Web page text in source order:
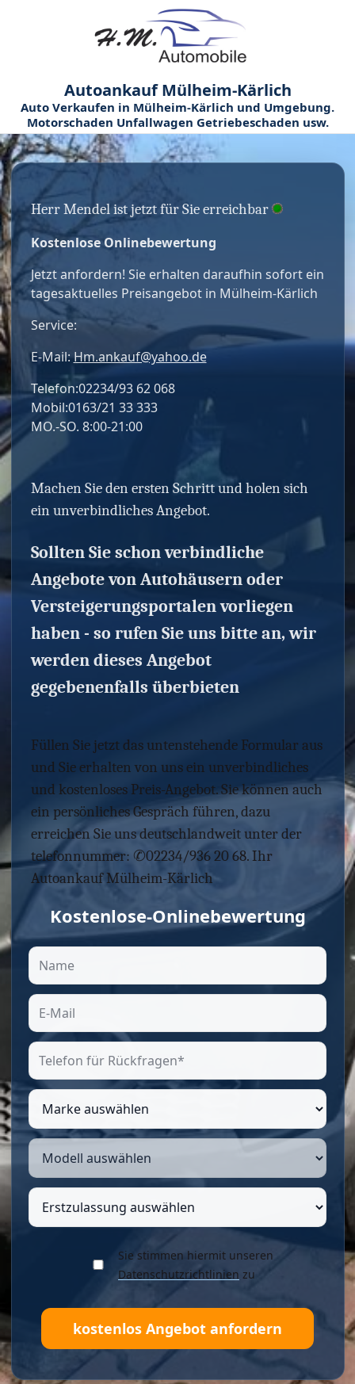
Autoankauf Mülheim-Kärlich
Auto Verkaufen in Mülheim-Kärlich und Umgebung.
Motorschaden Unfallwagen Getriebeschaden usw.
Herr Mendel ist jetzt für Sie erreichbar
Kostenlose Onlinebewertung
Jetzt anfordern! Sie erhalten daraufhin sofort ein
tagesaktuelles Preisangebot in Mülheim-Kärlich
Service:
E-Mail:Hm.ankauf@yahoo.de
Telefon:02234/93 62 068
Mobil:0163/21 33 333
MO.-SO. 8:00-21:00
Machen Sie den ersten Schritt und holen sich
ein unverbindliches Angebot.
Sollten Sie schon verbindliche
Angebote von Autohäusern oder
Versteigerungsportalen vorliegen
haben - so rufen Sie uns bitte an, wir
werden dieses Angebot
gegebenenfalls überbieten
Füllen Sie jetzt das untenstehende Formular aus
und Sie erhalten von uns ein unverbindliches
und kostenloses Preis-Angebot. Sie können auch
ein persönliches Gespräch führen, dazu
erreichen Sie uns deutschlandweit unter der
telefonnummer: ✆02234/936 20 68. Ihr
Autoankauf Mülheim-Kärlich
Kostenlose-Onlinebewertung
Sie stimmen hiermit unseren
Datenschutzrichtlinien zu